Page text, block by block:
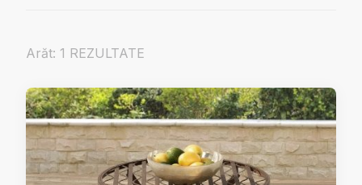
Arăt: 1 REZULTATE